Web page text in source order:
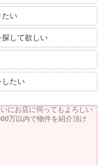
たい
して欲しい
したい